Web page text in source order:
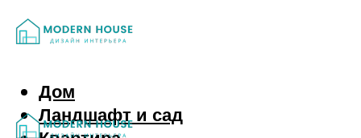
Дом
Ландшафт и сад